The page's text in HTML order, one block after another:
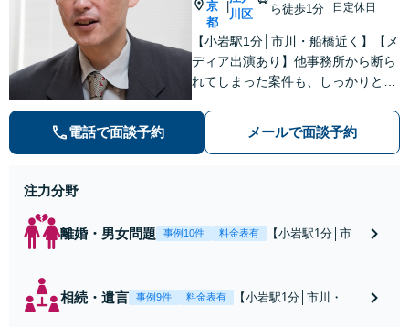
京
都
|
川区
ら徒歩1分 日定休日
【小岩駅1分│市川・船橋近く】【メ
ディア出演あり】他事務所から断ら
れてしまった案件も、しっかりと面
【解決実績約1000件】豊富な離婚調
停・裁判実績あり【不動産業界出
電話で面談予約 メールで面談予約
注力分野
離婚・男女問題 事例10件 料金表有
【小岩駅1分│市
回避、裁判提起前
の和解、子の認知
相続・遺言 事例9件 料金表有
【小岩駅1分│市川・船